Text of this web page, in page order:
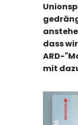
dass
ARD-
mit